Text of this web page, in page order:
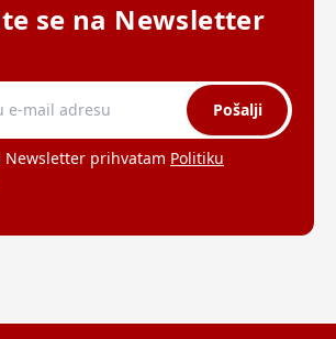
se na Newsletter
Pošalji
Newsletter prihvatam Politiku